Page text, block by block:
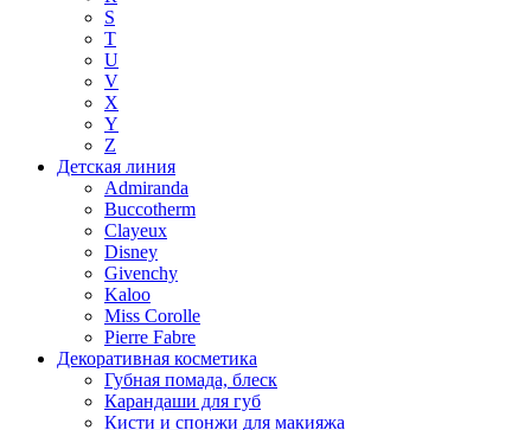
S
T
U
V
X
Y
Z
Детская линия
Admiranda
Buccotherm
Clayeux
Disney
Givenchy
Kaloo
Miss Corolle
Pierre Fabre
Декоративная косметика
Губная помада, блеск
Карандаши для губ
Кисти и спонжи для макияжа